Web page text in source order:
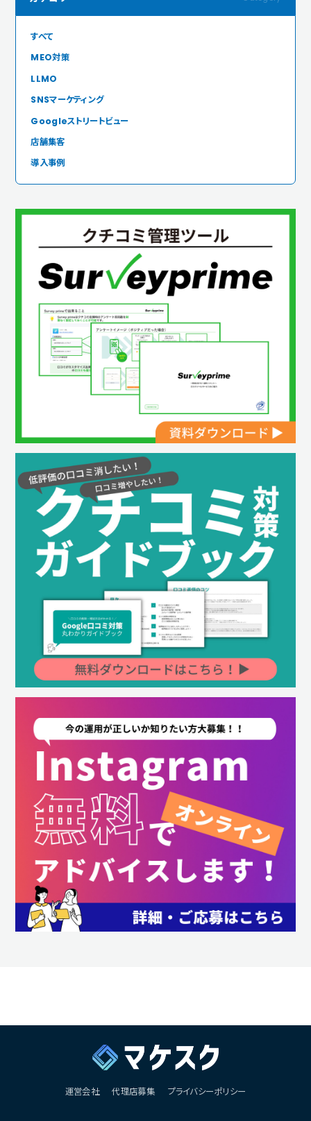
すべて
MEO対策
LLMO
SNSマーケティング
Googleストリートビュー
店舗集客
導入事例
運営会社 代理店募集 プライバシーポリシー